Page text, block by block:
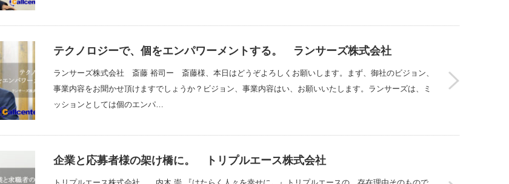
テクノロジーで、個をエンパワーメントする。 ランサーズ株式会社
ランサーズ株式会社 斎藤 裕司ー 斎藤様、本日はどうぞよろしくお願いします。まず、御社のビジョン、
事業内容をお聞かせ頂けますでしょうか？ビジョン、事業内容はい、お願いいたします。ランサーズは、ミ
ッションとしては個のエンパ…
企業と応募者様の架け橋に。 トリプルエース株式会社